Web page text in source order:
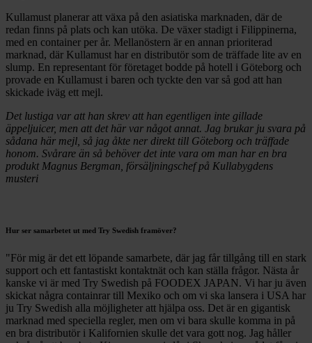
Kullamust planerar att växa på den asiatiska marknaden, där de
redan finns på plats och kan utöka. De växer stadigt i Filippinerna,
med en container per år. Mellanöstern är en annan prioriterad
marknad, där Kullamust har en distributör som de träffade lite av en
slump. En representant för företaget bodde på hotell i Göteborg och
provade en Kullamust i baren och tyckte den var så god att han
skickade iväg ett mejl.
Det lustiga var att han skrev att han egentligen inte gillade
äppeljuicer, men att det här var något annat. Jag brukar ju svara på
sådana här mejl, så jag åkte ner direkt till Göteborg och träffade
honom. Svårare än så behöver det inte vara om man har en bra
produkt Magnus Bergman, försäljningschef på Kullabygdens
musteri
Hur ser samarbetet ut med Try Swedish framöver?
"För mig är det ett löpande samarbete, där jag får tillgång till en stark
support och ett fantastiskt kontaktnät och kan ställa frågor. Nästa år
kanske vi är med Try Swedish på FOODEX JAPAN. Vi har ju även
skickat några containrar till Mexiko och om vi ska lansera i USA har
ju Try Swedish alla möjligheter att hjälpa oss. Det är en gigantisk
marknad med speciella regler, men om vi bara skulle komma in på
en bra distributör i Kalifornien skulle det vara gott nog. Jag håller